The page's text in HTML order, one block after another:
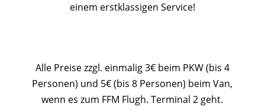
einem erstklassigen Service!
Alle Preise zzgl. einmalig 3€ beim PKW (bis 4
Personen) und 5€ (bis 8 Personen) beim Van,
wenn es zum FFM Flugh. Terminal 2 geht.